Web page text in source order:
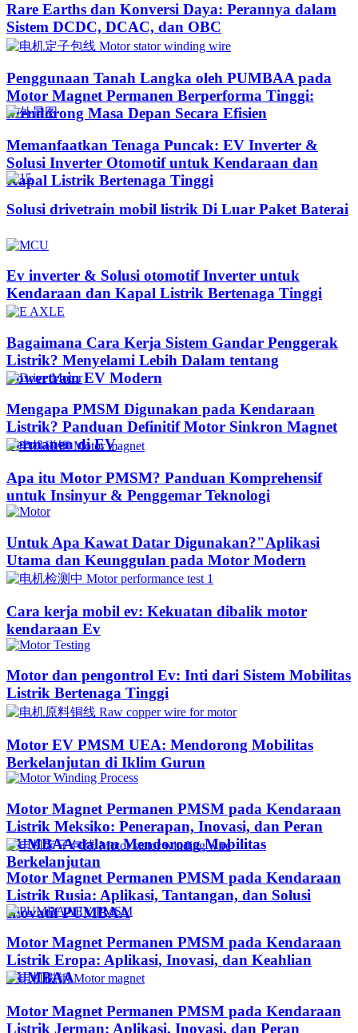
Rare Earths dan Konversi Daya: Perannya dalam
Sistem DCDC, DCAC, dan OBC
Penggunaan Tanah Langka oleh PUMBAA pada
Motor Magnet Permanen Berperforma Tinggi:
Mendorong Masa Depan Secara Efisien
Memanfaatkan Tenaga Puncak: EV Inverter &
Solusi Inverter Otomotif untuk Kendaraan dan
Kapal Listrik Bertenaga Tinggi​
Solusi drivetrain mobil listrik Di Luar Paket Baterai
Ev inverter & Solusi otomotif Inverter untuk
Kendaraan dan Kapal Listrik Bertenaga Tinggi
Bagaimana Cara Kerja Sistem Gandar Penggerak
Listrik? Menyelami Lebih Dalam tentang
Powertrain EV Modern
Mengapa PMSM Digunakan pada Kendaraan
Listrik? Panduan Definitif Motor Sinkron Magnet
Permanen di EV
Apa itu Motor PMSM? Panduan Komprehensif
untuk Insinyur & Penggemar Teknologi
Untuk Apa Kawat Datar Digunakan?"Aplikasi
Utama dan Keunggulan pada Motor Modern
Cara kerja mobil ev: Kekuatan dibalik motor
kendaraan Ev
Motor dan pengontrol Ev: Inti dari Sistem Mobilitas
Listrik Bertenaga Tinggi
Motor EV PMSM UEA: Mendorong Mobilitas
Berkelanjutan di Iklim Gurun​
Motor Magnet Permanen PMSM pada Kendaraan
Listrik Meksiko: Penerapan, Inovasi, dan Peran
PUMBAA dalam Mendorong Mobilitas
Berkelanjutan
Motor Magnet Permanen PMSM pada Kendaraan
Listrik Rusia: Aplikasi, Tantangan, dan Solusi
Inovatif PUMBAA
Motor Magnet Permanen PMSM pada Kendaraan
Listrik Eropa: Aplikasi, Inovasi, dan Keahlian
PUMBAA
Motor Magnet Permanen PMSM pada Kendaraan
Listrik Jerman: Aplikasi, Inovasi, dan Peran